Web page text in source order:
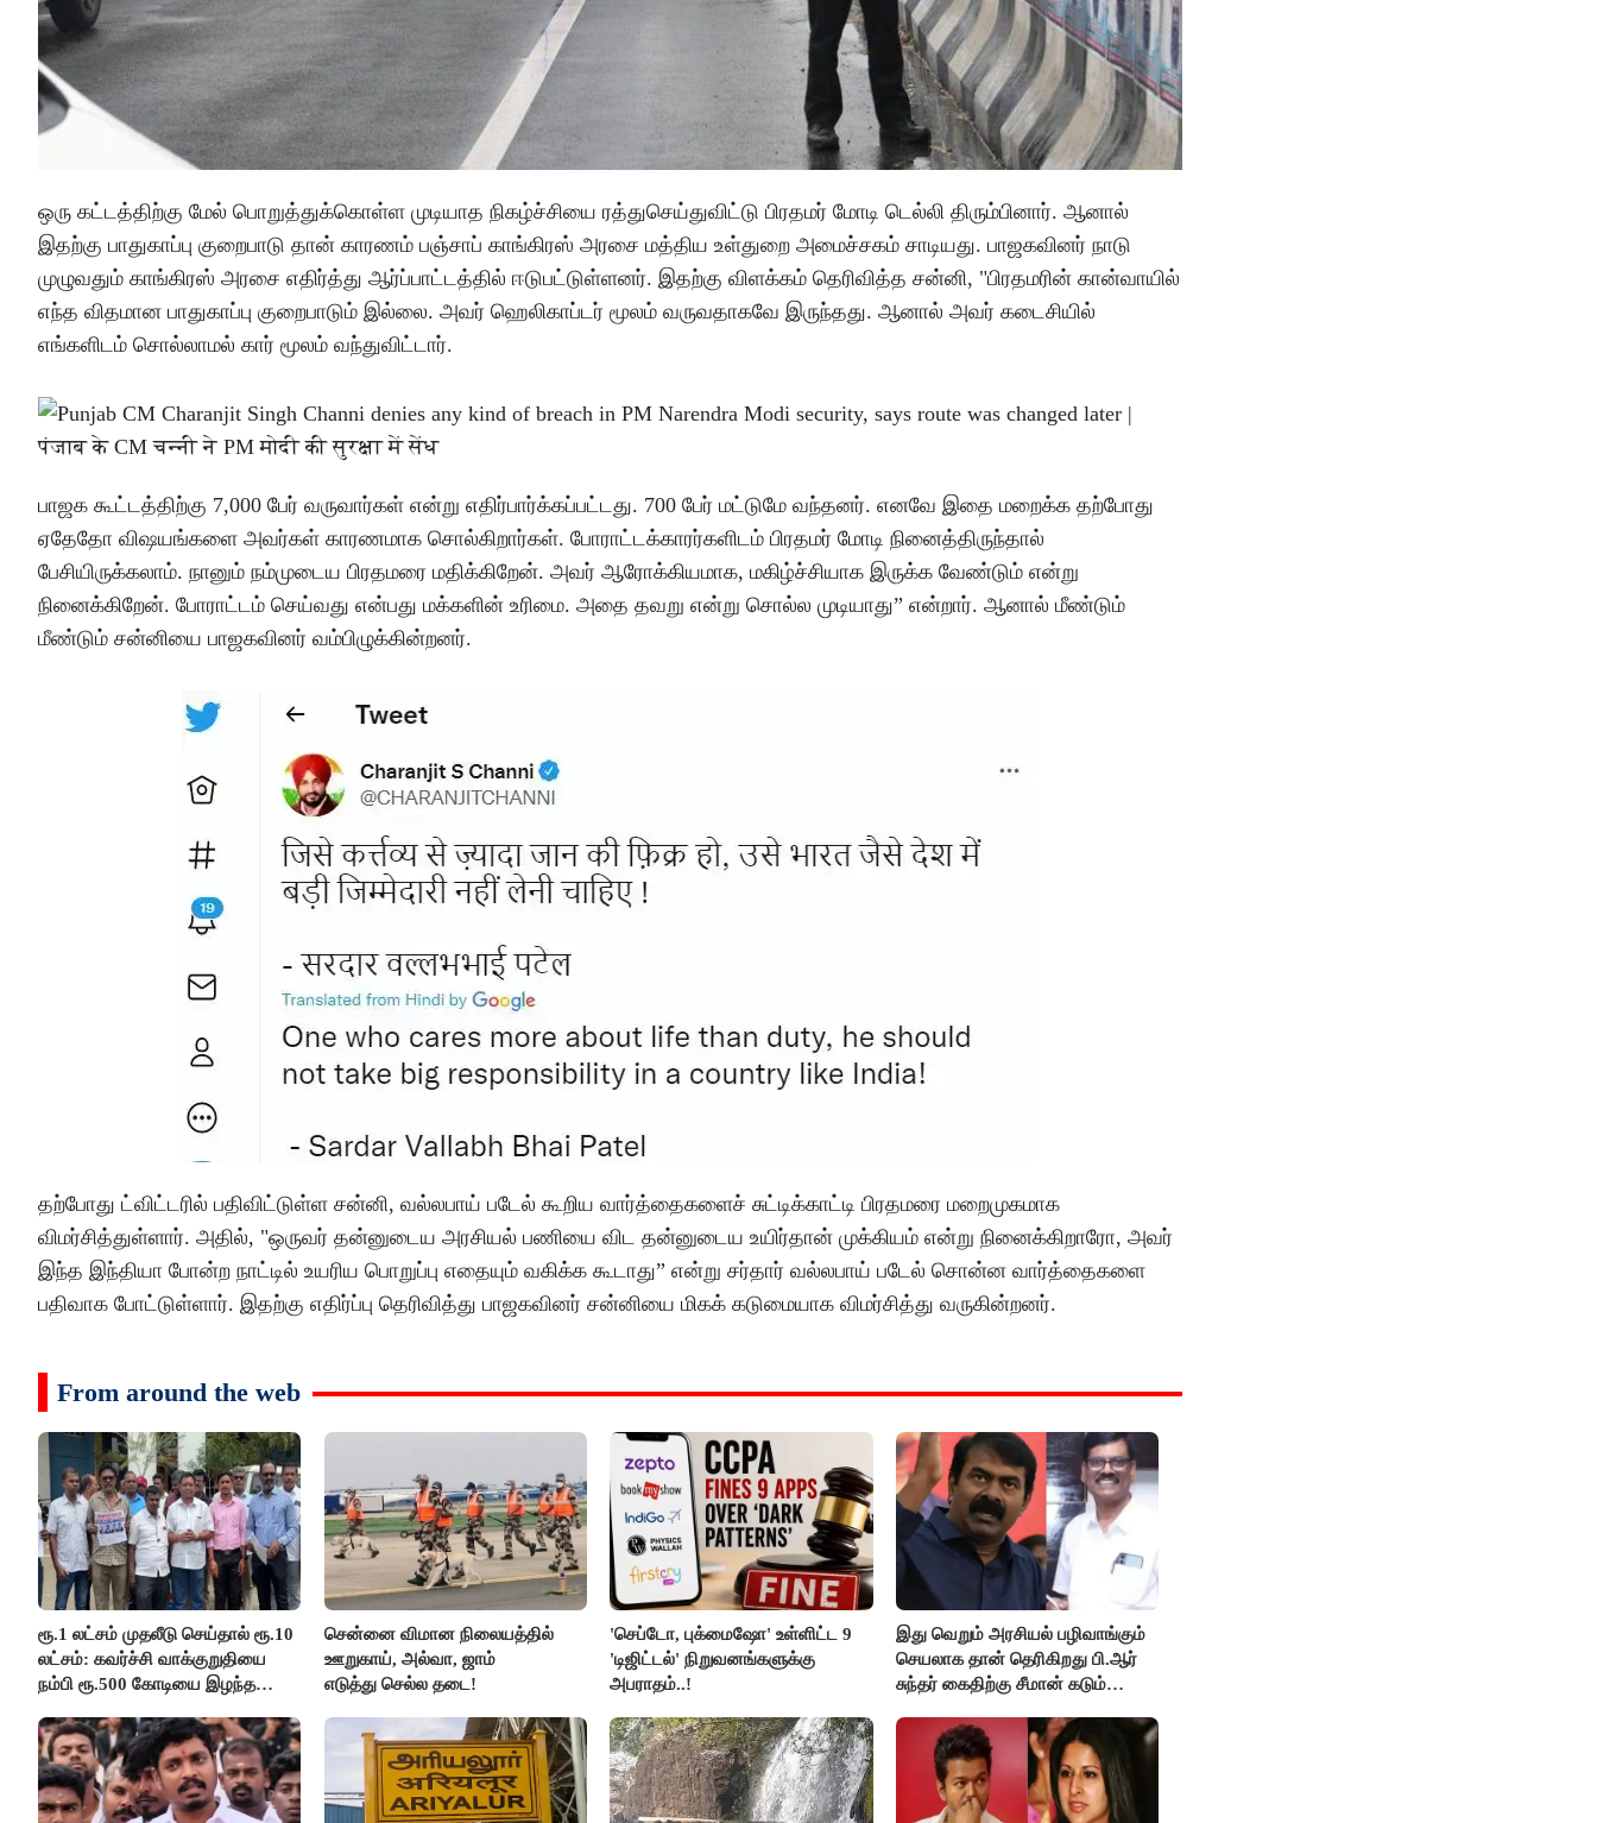
ஒரு கட்டத்திற்கு மேல் பொறுத்துக்கொள்ள முடியாத நிகழ்ச்சியை ரத்துசெய்துவிட்டு பிரதமர் மோடி டெல்லி திரும்பினார். ஆனால்
இதற்கு பாதுகாப்பு குறைபாடு தான் காரணம் பஞ்சாப் காங்கிரஸ் அரசை மத்திய உள்துறை அமைச்சகம் சாடியது. பாஜகவினர் நாடு
முழுவதும் காங்கிரஸ் அரசை எதிர்த்து ஆர்ப்பாட்டத்தில் ஈடுபட்டுள்ளனர். இதற்கு விளக்கம் தெரிவித்த சன்னி, "பிரதமரின் கான்வாயில்
எந்த விதமான பாதுகாப்பு குறைபாடும் இல்லை. அவர் ஹெலிகாப்டர் மூலம் வருவதாகவே இருந்தது. ஆனால் அவர் கடைசியில்
எங்களிடம் சொல்லாமல் கார் மூலம் வந்துவிட்டார்.
பாஜக கூட்டத்திற்கு 7,000 பேர் வருவார்கள் என்று எதிர்பார்க்கப்பட்டது. 700 பேர் மட்டுமே வந்தனர். எனவே இதை மறைக்க தற்போது
ஏதேதோ விஷயங்களை அவர்கள் காரணமாக சொல்கிறார்கள். போராட்டக்காரர்களிடம் பிரதமர் மோடி நினைத்திருந்தால்
பேசியிருக்கலாம். நானும் நம்முடைய பிரதமரை மதிக்கிறேன். அவர் ஆரோக்கியமாக, மகிழ்ச்சியாக இருக்க வேண்டும் என்று
நினைக்கிறேன். போராட்டம் செய்வது என்பது மக்களின் உரிமை. அதை தவறு என்று சொல்ல முடியாது” என்றார். ஆனால் மீண்டும்
மீண்டும் சன்னியை பாஜகவினர் வம்பிழுக்கின்றனர்.
தற்போது ட்விட்டரில் பதிவிட்டுள்ள சன்னி, வல்லபாய் படேல் கூறிய வார்த்தைகளைச் சுட்டிக்காட்டி பிரதமரை மறைமுகமாக
விமர்சித்துள்ளார். அதில், "ஒருவர் தன்னுடைய அரசியல் பணியை விட தன்னுடைய உயிர்தான் முக்கியம் என்று நினைக்கிறாரோ, அவர்
இந்த இந்தியா போன்ற நாட்டில் உயரிய பொறுப்பு எதையும் வகிக்க கூடாது” என்று சர்தார் வல்லபாய் படேல் சொன்ன வார்த்தைகளை
பதிவாக போட்டுள்ளார். இதற்கு எதிர்ப்பு தெரிவித்து பாஜகவினர் சன்னியை மிகக் கடுமையாக விமர்சித்து வருகின்றனர்.
From around the web
ரூ.1 லட்சம் முதலீடு செய்தால் ரூ.10
லட்சம்: கவர்ச்சி வாக்குறுதியை
நம்பி ரூ.500 கோடியை இழந்த
சென்னை விமான நிலையத்தில்
ஊறுகாய், அல்வா, ஜாம்
எடுத்து செல்ல தடை!
'செப்டோ, புக்மைஷோ' உள்ளிட்ட 9
'டிஜிட்டல்' நிறுவனங்களுக்கு
அபராதம்..!
இது வெறும் அரசியல் பழிவாங்கும்
செயலாக தான் தெரிகிறது பி.ஆர்
சுந்தர் கைதிற்கு சீமான் கடும்